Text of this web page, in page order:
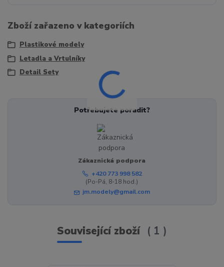
Zboží zařazeno v kategoriích
Plastikové modely
Letadla a Vrtulníky
Detail Sety
Potřebujete poradit?
Zákaznická podpora
+420 773 998 582
(Po-Pá, 8-18 hod.)
jm.modely@gmail.com
Související zboží 1